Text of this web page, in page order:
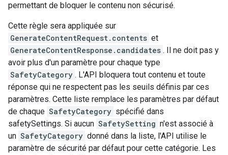
permettant de bloquer le contenu non sécurisé.
Cette règle sera appliquée sur
GenerateContentRequest.contents et
GenerateContentResponse.candidates . Il ne doit pas y
avoir plus d'un paramètre pour chaque type
SafetyCategory . L'API bloquera tout contenu et toute
réponse qui ne respectent pas les seuils définis par ces
paramètres. Cette liste remplace les paramètres par défaut
de chaque SafetyCategory spécifié dans
safetySettings. Si aucun SafetySetting n'est associé à
un SafetyCategory donné dans la liste, l'API utilise le
paramètre de sécurité par défaut pour cette catégorie. Les